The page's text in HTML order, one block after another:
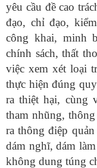
yêu cầu đề cao
đạo, chỉ đạo,
công khai, minh
chính sách, thất
việc xem xét loại
thực hiện đúng
ra thiệt hại, cùng
tham nhũng,
ra thông điệp
dám nghĩ, dám
không dung túng